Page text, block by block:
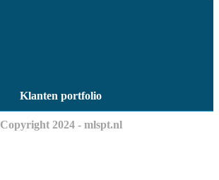
Klanten portfolio
Copyright 2024 - mlspt.nl